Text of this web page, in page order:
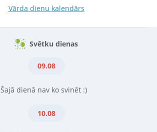
Vārda dienu kalendārs
Svētku dienas
09.08
Šajā dienā nav ko svinēt :)
10.08